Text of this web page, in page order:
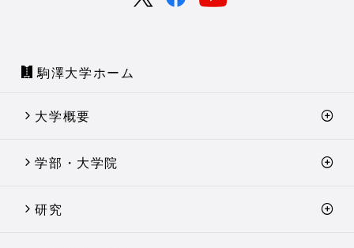
駒澤大学ホーム
大学概要
学部・大学院
研究